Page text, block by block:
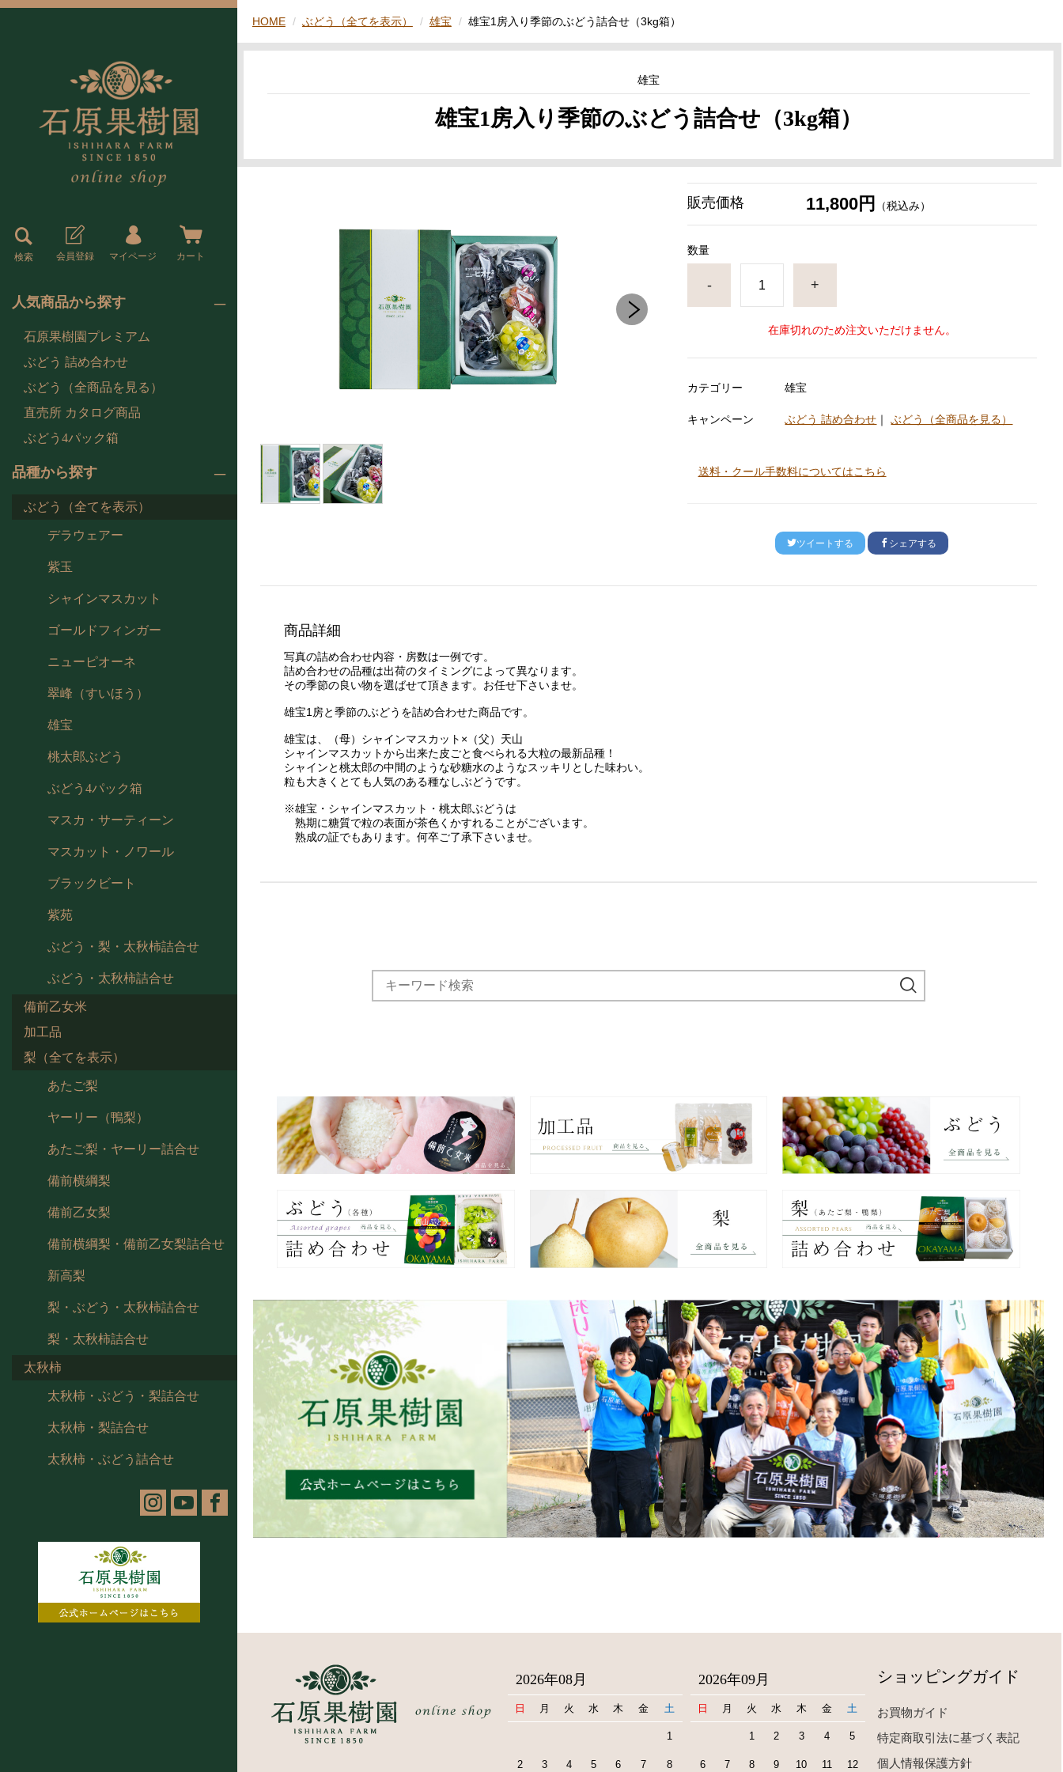
会員登録 マイページ カート
検索
人気商品から探す
石原果樹園プレミアム
ぶどう 詰め合わせ
ぶどう（全商品を見る）
直売所 カタログ商品
ぶどう4パック箱
品種から探す
ぶどう（全てを表示）
デラウェアー
紫玉
シャインマスカット
ゴールドフィンガー
ニューピオーネ
翠峰（すいほう）
雄宝
桃太郎ぶどう
ぶどう4パック箱
マスカ・サーティーン
マスカット・ノワール
ブラックビート
紫苑
ぶどう・梨・太秋柿詰合せ
ぶどう・太秋柿詰合せ
備前乙女米
加工品
梨（全てを表示）
あたご梨
ヤーリー（鴨梨）
あたご梨・ヤーリー詰合せ
備前横綱梨
備前乙女梨
備前横綱梨・備前乙女梨詰合せ
新高梨
梨・ぶどう・太秋柿詰合せ
梨・太秋柿詰合せ
太秋柿
太秋柿・ぶどう・梨詰合せ
太秋柿・梨詰合せ
太秋柿・ぶどう詰合せ
HOME ぶどう（全てを表示） 雄宝 雄宝1房入り季節のぶどう詰合せ（3kg箱）
雄宝
雄宝1房入り季節のぶどう詰合せ（3kg箱）
販売価格 11,800円 （税込み）
数量
- +
在庫切れのため注文いただけません。
カテゴリー 雄宝
キャンペーン ぶどう 詰め合わせ ｜ぶどう（全商品を見る）
送料・クール手数料についてはこちら
ツイートする シェアする
商品詳細
写真の詰め合わせ内容・房数は一例です。
詰め合わせの品種は出荷のタイミングによって異なります。
その季節の良い物を選ばせて頂きます。お任せ下さいませ。
雄宝1房と季節のぶどうを詰め合わせた商品です。
雄宝は、（母）シャインマスカット×（父）天山
シャインマスカットから出来た皮ごと食べられる大粒の最新品種！
シャインと桃太郎の中間のような砂糖水のようなスッキリとした味わい。
粒も大きくとても人気のある種なしぶどうです。
※雄宝・シャインマスカット・桃太郎ぶどうは
熟期に糖質で粒の表面が茶色くかすれることがございます。
熟成の証でもあります。何卒ご了承下さいませ。
2026年08月
日 月 火 水 木 金 土
1
2 3 4 5 6 7 8
2026年09月
日 月 火 水 木 金 土
1 2 3 4 5
6 7 8 9 10 11 12
ショッピングガイド
お買物ガイド
特定商取引法に基づく表記
個人情報保護方針